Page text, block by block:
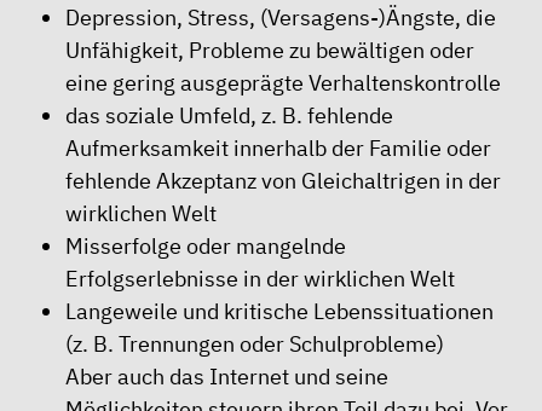
Depression, Stress, (Versagens-)Ängste, die
Unfähigkeit, Probleme zu bewältigen oder
eine gering ausgeprägte Verhaltenskontrolle
das soziale Umfeld, z. B. fehlende
Aufmerksamkeit innerhalb der Familie oder
fehlende Akzeptanz von Gleichaltrigen in der
wirklichen Welt
Misserfolge oder mangelnde
Erfolgserlebnisse in der wirklichen Welt
Langeweile und kritische Lebenssituationen
(z. B. Trennungen oder Schulprobleme)
Aber auch das Internet und seine